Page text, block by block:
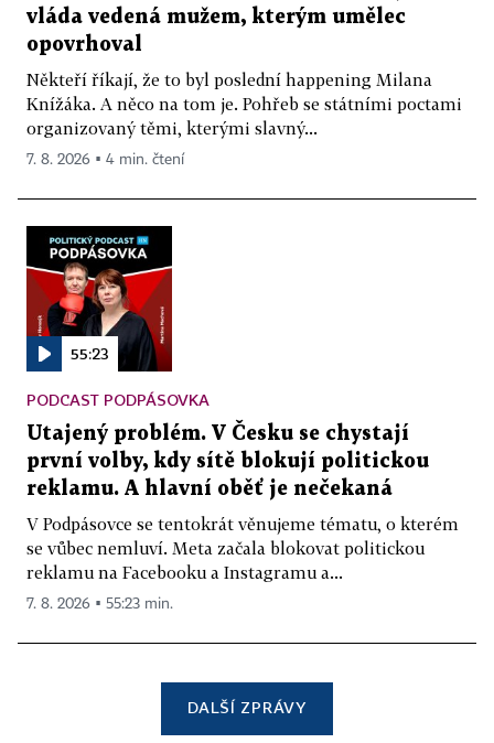
vláda vedená mužem, kterým umělec
opovrhoval
Někteří říkají, že to byl poslední happening Milana
Knížáka. A něco na tom je. Pohřeb se státními poctami
organizovaný těmi, kterými slavný...
7. 8. 2026 ▪ 4 min. čtení
55:23
PODCAST PODPÁSOVKA
Utajený problém. V Česku se chystají
první volby, kdy sítě blokují politickou
reklamu. A hlavní oběť je nečekaná
V Podpásovce se tentokrát věnujeme tématu, o kterém
se vůbec nemluví. Meta začala blokovat politickou
reklamu na Facebooku a Instagramu a...
7. 8. 2026 ▪ 55:23 min.
DALŠÍ ZPRÁVY